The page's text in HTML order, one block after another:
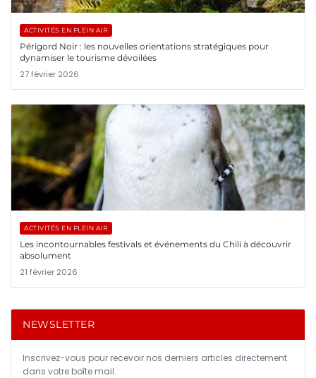
ACTIVITÉS EN PLEIN AIR
Périgord Noir : les nouvelles orientations stratégiques pour
dynamiser le tourisme dévoilées
27 février 2026
ACTIVITÉS EN PLEIN AIR
Les incontournables festivals et événements du Chili à découvrir
absolument
21 février 2026
NEWSLETTER
Inscrivez-vous pour recevoir nos derniers articles directement
dans votre boîte mail.